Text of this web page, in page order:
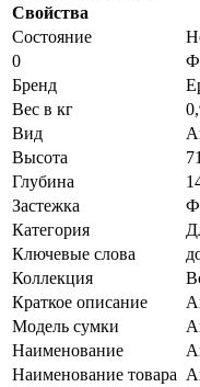
Свойства
Состояние
0
Бренд
Вес в кг
Вид
Высота
Глубина
Застежка
Категория
Ключевые слова
Коллекция
Краткое описание
Модель сумки
Наименование
Наименование товара